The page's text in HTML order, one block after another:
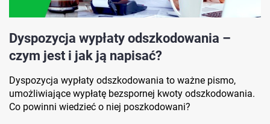
Dyspozycja wypłaty odszkodowania –
czym jest i jak ją napisać?
Dyspozycja wypłaty odszkodowania to ważne pismo,
umożliwiające wypłatę bezspornej kwoty odszkodowania.
Co powinni wiedzieć o niej poszkodowani?